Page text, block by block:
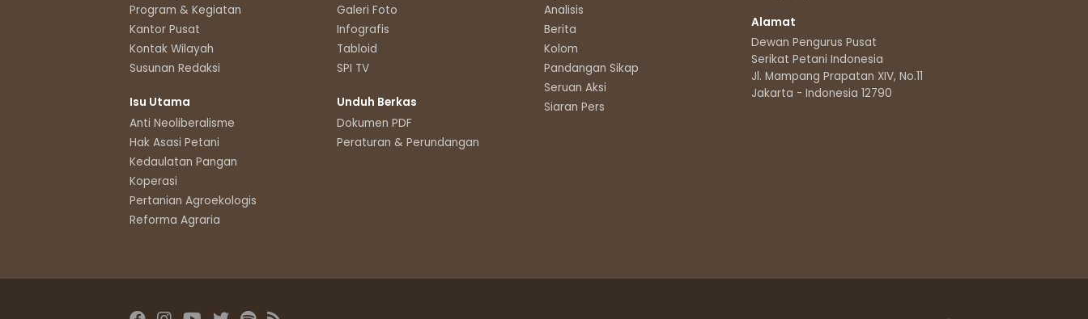
Program & Kegiatan
Kantor Pusat
Kontak Wilayah
Susunan Redaksi
Isu Utama
Anti Neoliberalisme
Hak Asasi Petani
Kedaulatan Pangan
Koperasi
Pertanian Agroekologis
Reforma Agraria
Galeri Foto
Infografis
Tabloid
SPI TV
Unduh Berkas
Dokumen PDF
Peraturan & Perundangan
Analisis
Berita
Kolom
Pandangan Sikap
Seruan Aksi
Siaran Pers
Alamat
Dewan Pengurus Pusat
Serikat Petani Indonesia
Jl. Mampang Prapatan XIV, No.11
Jakarta - Indonesia 12790